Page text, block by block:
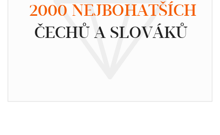
2000 NEJBOHATŠÍCH
ČECHŮ A SLOVÁKŮ